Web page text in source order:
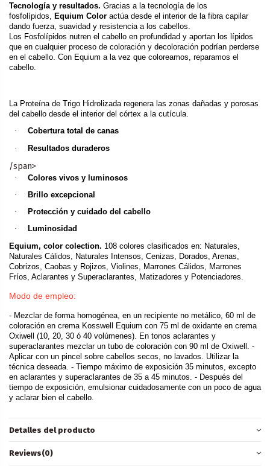
Tecnología y resultados. Gracias a la tecnología de los
fosfolípidos,
Equium Color actúa desde el interior de la fibra capilar
dando fuerza, suavidad y resistencia a los cabellos.
Los Fosfolípidos nutren el cabello en profundidad y aportan los lípidos
que en cualquier proceso de coloración y decoloración podrían perderse
en el cabello. Con Equium a la vez que coloreamos, reparamos el
cabello.
La Proteína de Trigo Hidrolizada regenera las zonas dañadas y porosas
del cabello desde el interior del córtex a la cutícula.
·
Cobertura total de canas
·
Resultados duraderos
/span>
·
Colores vivos y luminosos
·
Brillo excepcional
·
Protección y cuidado del cabello
·
Luminosidad
Equium, color colection. 108 colores clasificados en: Naturales,
Naturales Cálidos, Naturales Intensos, Cenizas, Dorados, Arenas,
Cobrizos, Caobas y Rojizos, Violines, Marrones Cálidos, Marrones
Fríos, Aclarantes y Superaclarantes, Matizadores y Potenciadores.
Modo de empleo:
- Mezclar de forma homogénea, en un recipiente no metálico, 60 ml de
coloración en crema Kosswell Equium con 75 ml de oxidante en crema
Oxiwell (10, 20, 30 ó 40 volúmenes). En tonos aclarantes y
superaclarantes mezclar un tubo de coloración con 90 ml de Oxiwell. -
Aplicar con un pincel sobre cabellos secos, no lavados. Utilizar la
técnica deseada. - Tiempo máximo de exposición 35 minutos, excepto
en aclarantes y superaclarantes de 35 a 45 minutos. - Después del
tiempo de exposición, emulsionar cuidadosamente con un poco de agua
y aclarar bien el cabello.
Detalles del producto
Reviews(0)